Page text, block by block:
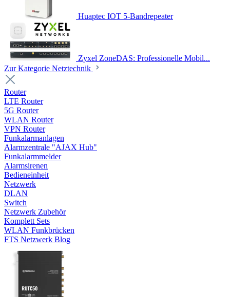
Huaptec IOT 5-Bandrepeater
Zyxel ZoneDAS: Professionelle Mobil...
Zur Kategorie Netztechnik
Router
LTE Router
5G Router
WLAN Router
VPN Router
Funkalarmanlagen
Alarmzentrale "AJAX Hub"
Funkalarmmelder
Alarmsirenen
Bedieneinheit
Netzwerk
DLAN
Switch
Netzwerk Zubehör
Komplett Sets
WLAN Funkbrücken
FTS Netzwerk Blog